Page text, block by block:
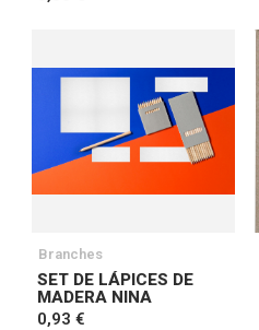
Branches
SET DE LÁPICES DE
MADERA NINA
0,93 €